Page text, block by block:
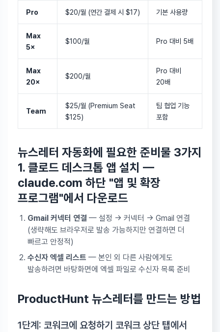
Pro $20/월 (연간 결제 시 $17) 기본 사용량
Max
5×
$100/월 Pro 대비 5배
Max
20×
$200/월
Pro 대비
20배
Team
$25/월 (Premium Seat
$125)
팀 협업 기능
포함
뉴스레터 자동화에 필요한 준비물 3가지
1. 클로드 데스크톱 앱 설치 —
claude.com 하단 "앱 및 확장
프로그램"에서 다운로드
Gmail 커넥터 연결 — 설정 → 커넥터 → Gmail 연결
(생략해도 브라우저로 발송 가능하지만 연결하면 더
빠르고 안정적)
수신자 엑셀 리스트 — 본인 외 다른 사람에게도
발송하려면 바탕화면에 엑셀 파일로 수신자 목록 준비
ProductHunt 뉴스레터를 만드는 방법
1단계: 코워크에 요청하기 코워크 상단 탭에서